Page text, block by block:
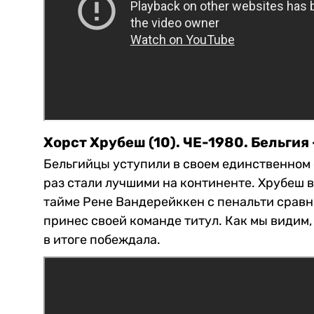
Хорст Хрубеш (10). ЧЕ-1980.
Бельгийцы уступили в своем
раз стали лучшими на континенте. Хрубеш
тайме Рене Вандерейккен с пенальти
принес своей команде титул. Как мы
в итоге побеждала.